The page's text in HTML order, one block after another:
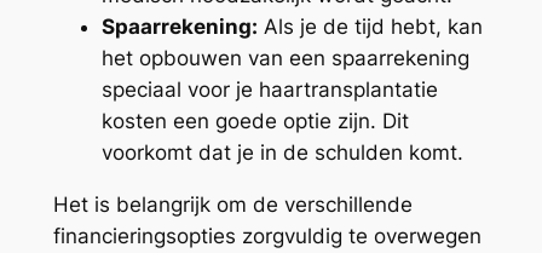
Spaarrekening: Als je de tijd hebt, kan
het opbouwen van een spaarrekening
speciaal voor je haartransplantatie
kosten een goede optie zijn. Dit
voorkomt dat je in de schulden komt.
Het is belangrijk om de verschillende
financieringsopties zorgvuldig te overwegen